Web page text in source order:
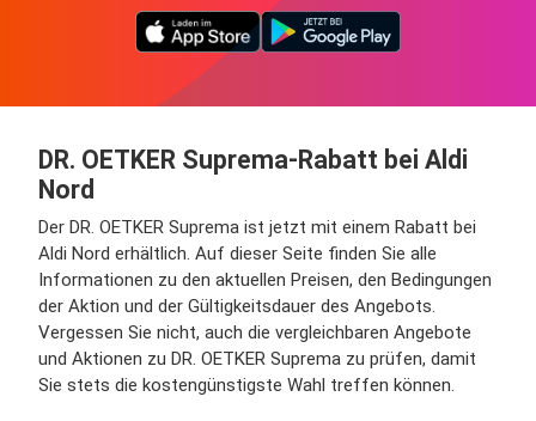
DR. OETKER Suprema-Rabatt bei Aldi
Nord
Der DR. OETKER Suprema ist jetzt mit einem Rabatt bei
Aldi Nord erhältlich. Auf dieser Seite finden Sie alle
Informationen zu den aktuellen Preisen, den Bedingungen
der Aktion und der Gültigkeitsdauer des Angebots.
Vergessen Sie nicht, auch die vergleichbaren Angebote
und Aktionen zu DR. OETKER Suprema zu prüfen, damit
Sie stets die kostengünstigste Wahl treffen können.